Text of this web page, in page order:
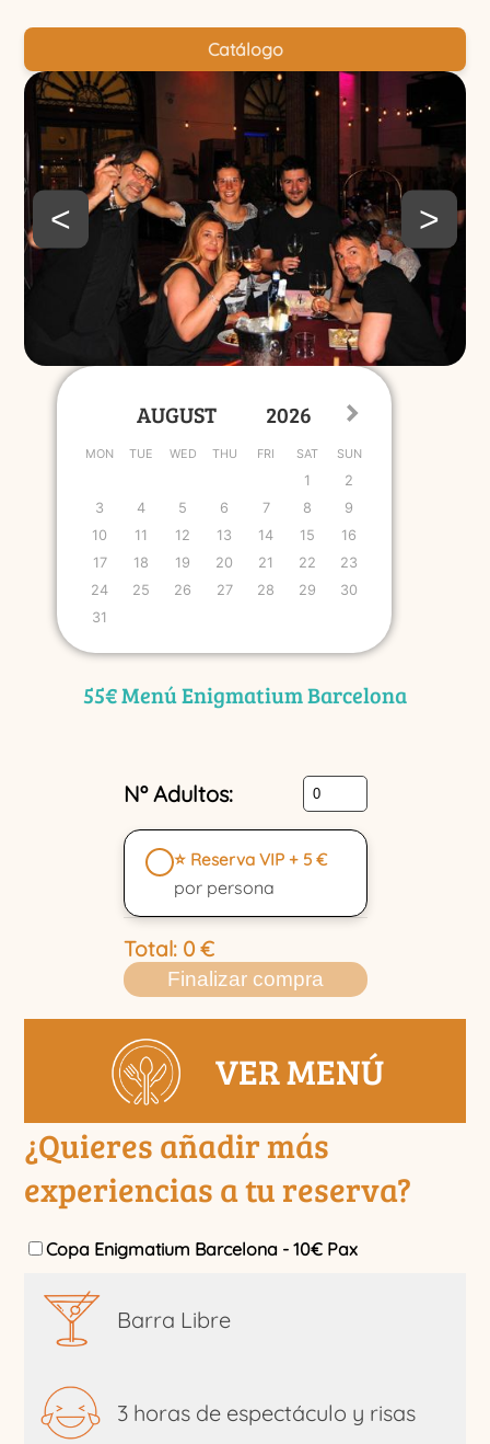
Catálogo
< >
MON TUE WED THU FRI SAT SUN
1
2
3
4 5 6 7 8
9
10
11 12 13 14 15
16
17
18 19 20 21 22
23
24
25 26 27 28 29
30
31
55€ Menú Enigmatium Barcelona
Nº Adultos:
⭐ Reserva VIP + 5 €
por persona
Total: 0€
Finalizar compra
VER MENÚ
¿Quieres añadir más
experiencias a tu reserva?
Copa Enigmatium Barcelona - 10€ Pax
Barra Libre
3 horas de espectáculo y risas